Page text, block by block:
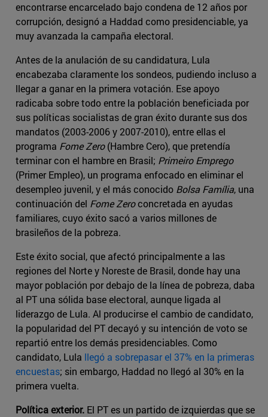
encontrarse encarcelado bajo condena de 12 años por
corrupción, designó a Haddad como presidenciable, ya
muy avanzada la campaña electoral.
Antes de la anulación de su candidatura, Lula
encabezaba claramente los sondeos, pudiendo incluso a
llegar a ganar en la primera votación. Ese apoyo
radicaba sobre todo entre la población beneficiada por
sus políticas socialistas de gran éxito durante sus dos
mandatos (2003-2006 y 2007-2010), entre ellas el
programa Fome Zero(Hambre Cero), que pretendía
terminar con el hambre en Brasil; Primeiro Emprego
(Primer Empleo), un programa enfocado en eliminar el
desempleo juvenil, y el más conocido Bolsa Família, una
continuación del Fome Zeroconcretada en ayudas
familiares, cuyo éxito sacó a varios millones de
brasileños de la pobreza.
Este éxito social, que afectó principalmente a las
regiones del Norte y Noreste de Brasil, donde hay una
mayor población por debajo de la línea de pobreza, daba
al PT una sólida base electoral, aunque ligada al
liderazgo de Lula. Al producirse el cambio de candidato,
la popularidad del PT decayó y su intención de voto se
repartió entre los demás presidenciables. Como
candidato, Lula llegó a sobrepasar el 37% en la primeras
encuestas; sin embargo, Haddad no llegó al 30% en la
primera vuelta.
Política exterior. El PT es un partido de izquierdas que se